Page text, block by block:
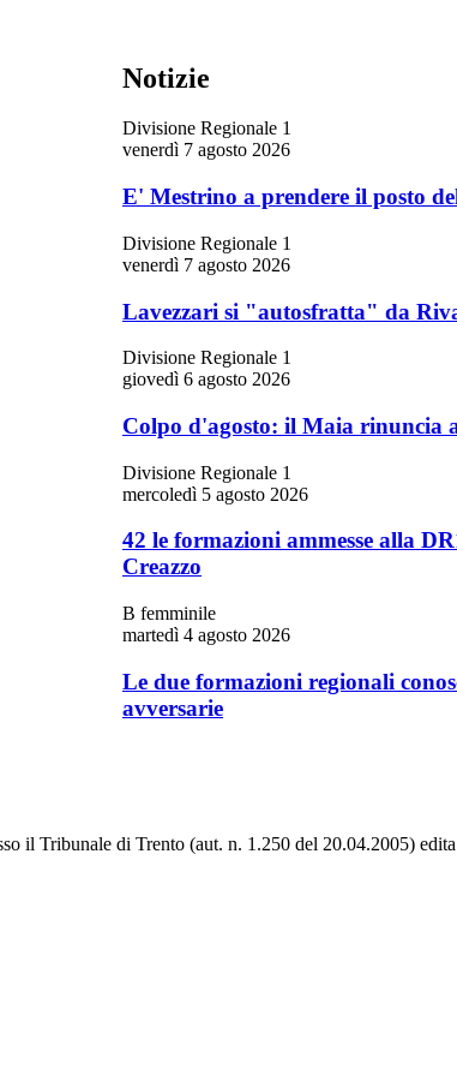
Notizie
Divisione Regionale 1
venerdì 7 agosto 2026
E' Mestrino a prendere il posto
Divisione Regionale 1
venerdì 7 agosto 2026
Lavezzari si "autosfratta" da
Divisione Regionale 1
giovedì 6 agosto 2026
Colpo d'agosto: il Maia rinuncia
Divisione Regionale 1
mercoledì 5 agosto 2026
42 le formazioni ammesse alla
Creazzo
B femminile
martedì 4 agosto 2026
Le due formazioni regionali
avversarie
il Tribunale di Trento (aut. n. 1.250 del 20.04.2005)